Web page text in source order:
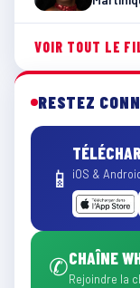
VOIR TOUT LE
RESTEZ
📱 iOS &
✆CHAÎNE
Rejoindre la